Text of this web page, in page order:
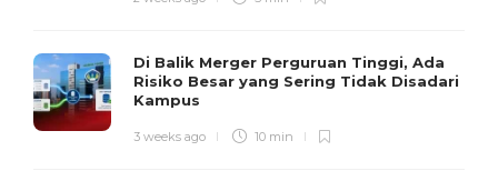
Di Balik Merger Perguruan Tinggi, Ada
Risiko Besar yang Sering Tidak Disadari
Kampus
3 weeks ago 10 min